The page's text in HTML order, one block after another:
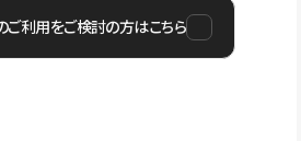
ご利用をご検討の方はこちら